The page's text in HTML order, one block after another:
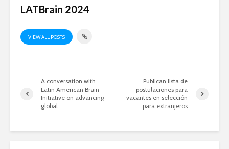
LATBrain 2024
VIEW ALL POSTS
A conversation with
Latin American Brain
Initiative on advancing
global
Publican lista de
postulaciones para
vacantes en selección
para extranjeros